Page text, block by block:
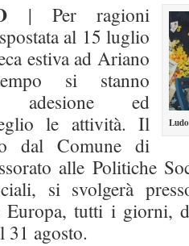
| Per ragioni
al 15 luglio
estiva ad Ariano
si stanno
adesione ed
le attività. Il
dal Comune di
alle Politiche
si svolgerà
Europa, tutti i giorni,
31 agosto.